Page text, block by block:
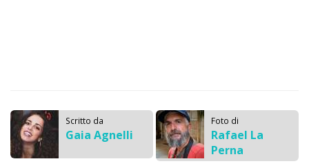
Scritto da
Gaia Agnelli
Foto di
Rafael La
Perna